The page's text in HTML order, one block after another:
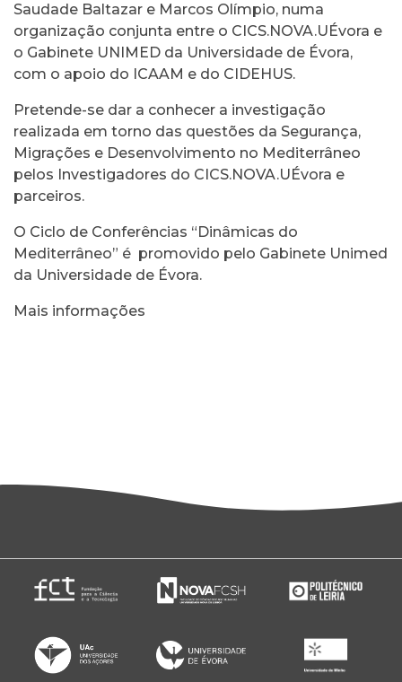
Saudade Baltazar e Marcos Olímpio, numa
organização conjunta entre o CICS.NOVA.UÉvora e
o Gabinete UNIMED da Universidade de Évora,
com o apoio do ICAAM e do CIDEHUS.
Pretende-se dar a conhecer a investigação
realizada em torno das questões da Segurança,
Migrações e Desenvolvimento no Mediterrâneo
pelos Investigadores do CICS.NOVA.UÉvora e
parceiros.
O Ciclo de Conferências “Dinâmicas do
Mediterrâneo” é promovido pelo Gabinete Unimed
da Universidade de Évora.
Mais informações